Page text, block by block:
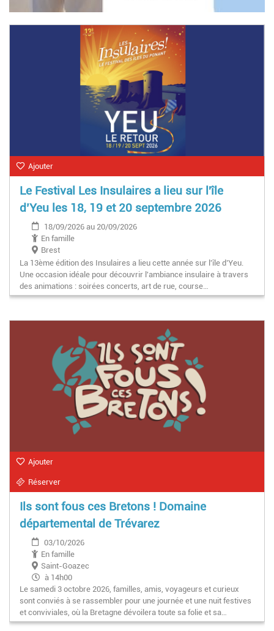
Ajouter
Le Festival Les Insulaires a lieu sur l'île
d’Yeu les 18, 19 et 20 septembre 2026
18/09/2026 au 20/09/2026
En famille
Brest
La 13ème édition des Insulaires a lieu cette année sur l'île d’Yeu.
Une occasion idéale pour découvrir l'ambiance insulaire à travers
des animations : soirées concerts, art de rue, course…
Ajouter
Réserver
Ils sont fous ces Bretons ! Domaine
départemental de Trévarez
03/10/2026
En famille
Saint-Goazec
à 14h00
Le samedi 3 octobre 2026, familles, amis, voyageurs et curieux
sont conviés à se rassembler pour une journée et une nuit festives
et conviviales, où la Bretagne dévoilera toute sa folie et sa…